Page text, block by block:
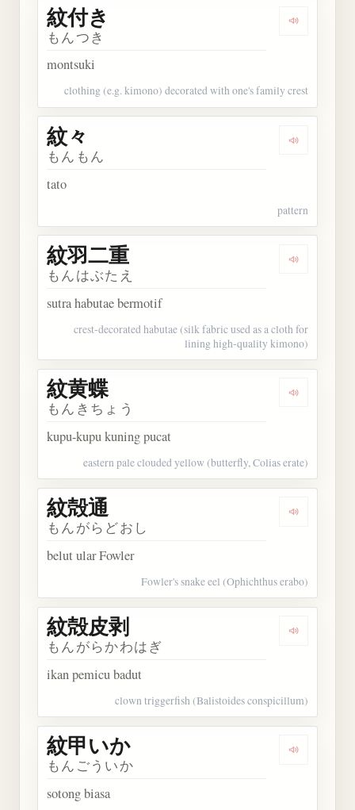
Dengarkan
紋付き
もんつき
montsuki
clothing (e.g. kimono) decorated with one's family crest
Dengarkan
紋々
もんもん
tato
pattern
Dengarkan
紋羽二重
もんはぶたえ
sutra habutae bermotif
crest-decorated habutae (silk fabric used as a cloth for
lining high-quality kimono)
Dengarkan
紋黄蝶
もんきちょう
kupu-kupu kuning pucat
eastern pale clouded yellow (butterfly, Colias erate)
Dengarkan
紋殻通
もんがらどおし
belut ular Fowler
Fowler's snake eel (Ophichthus erabo)
Dengarkan
紋殻皮剥
もんがらかわはぎ
ikan pemicu badut
clown triggerfish (Balistoides conspicillum)
Dengarkan
紋甲いか
もんごういか
sotong biasa